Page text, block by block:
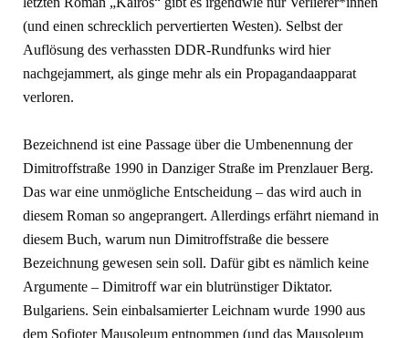
(und einen schrecklich pervertierten Westen). Selbst der
Auflösung des verhassten DDR-Rundfunks wird hier
nachgejammert, als ginge mehr als ein Propagandaapparat
verloren.
Bezeichnend ist eine Passage über die Umbenennung der
Dimitroffstraße 1990 in Danziger Straße im Prenzlauer Berg.
Das war eine unmögliche Entscheidung – das wird auch in
diesem Roman so angeprangert. Allerdings erfährt niemand in
diesem Buch, warum nun Dimitroffstraße die bessere
Bezeichnung gewesen sein soll. Dafür gibt es nämlich keine
Argumente – Dimitroff war ein blutrünstiger Diktator.
Bulgariens. Sein einbalsamierter Leichnam wurde 1990 aus
dem Sofioter Mausoleum entnommen (und das Mausoleum